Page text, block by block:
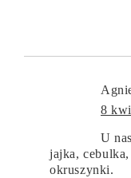
8
U
jajka,
okruszynki.